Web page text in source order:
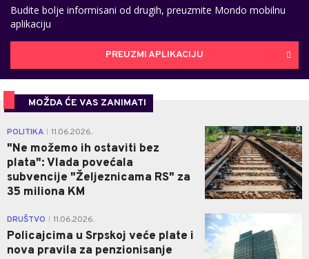
Budite bolje informisani od drugih, preuzmite Mondo mobilnu
aplikaciju
PREUZMI APLIKACIJU
MOŽDA ĆE VAS ZANIMATI
POLITIKA 11.06.2026.
"Ne možemo ih ostaviti bez
plata": Vlada povećala
subvencije "Željeznicama RS" za
35 miliona KM
0
DRUŠTVO 11.06.2026.
Policajcima u Srpskoj veće plate i
nova pravila za penzionisanje